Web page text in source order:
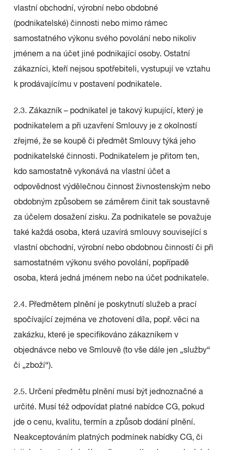
vlastní obchodní, výrobní nebo obdobné
(podnikatelské) činnosti nebo mimo rámec
samostatného výkonu svého povolání nebo nikoliv
jménem a na účet jiné podnikající osoby. Ostatní
zákazníci, kteří nejsou spotřebiteli, vystupují ve vztahu
k prodávajícímu v postavení podnikatele.
2.3. Zákazník – podnikatel je takový kupující, který je
podnikatelem a při uzavření Smlouvy je z okolností
zřejmé, že se koupě či předmět Smlouvy týká jeho
podnikatelské činnosti. Podnikatelem je přitom ten,
kdo samostatně vykonává na vlastní účet a
odpovědnost výdělečnou činnost živnostenským nebo
obdobným způsobem se záměrem činit tak soustavně
za účelem dosažení zisku. Za podnikatele se považuje
také každá osoba, která uzavírá smlouvy související s
vlastní obchodní, výrobní nebo obdobnou činností či při
samostatném výkonu svého povolání, popřípadě
osoba, která jedná jménem nebo na účet podnikatele.
2.4. Předmětem plnění je poskytnutí služeb a prací
spočívající zejména ve zhotovení díla, popř. věci na
zakázku, které je specifikováno zákazníkem v
objednávce nebo ve Smlouvě (to vše dále jen „služby“
či „zboží“).
2.5. Určení předmětu plnění musí být jednoznačné a
určité. Musí též odpovídat platné nabídce CG, pokud
jde o cenu, kvalitu, termín a způsob dodání plnění.
Neakceptováním platných podmínek nabídky CG, či